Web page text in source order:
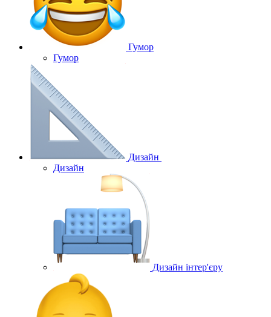
Гумор
Гумор
Дизайн
Дизайн
Дизайн інтер'єру